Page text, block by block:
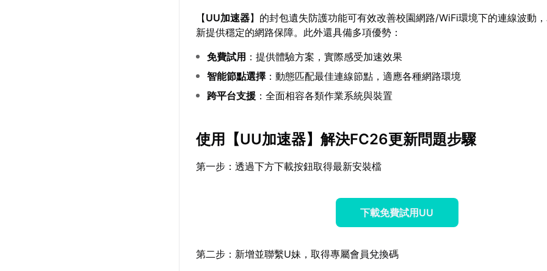
【UU加速器】的封包遺失防護功能可有效改善校園網路/WiFi環境下的連線波動
新提供穩定的網路保障。此外還具備多項優勢：
免費試用 ：提供體驗方案，實際感受加速效果
智能節點選擇 ：動態匹配最佳連線節點，適應各種網路環境
跨平台支援 ：全面相容各類作業系統與裝置
使用【UU加速器】解決FC26更新問題步驟
第一步：透過下方下載按鈕取得最新安裝檔
下載免費試用UU
第二步：新增並聯繫U妹，取得專屬會員兌換碼